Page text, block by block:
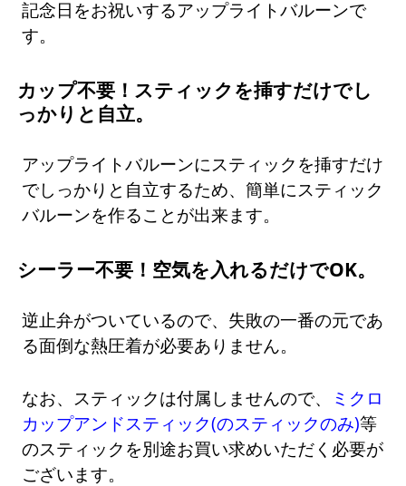
記念日をお祝いするアップライトバルーンで
す。
カップ不要！スティックを挿すだけでし
っかりと自立。
アップライトバルーンにスティックを挿すだけ
でしっかりと自立するため、簡単にスティック
バルーンを作ることが出来ます。
シーラー不要！空気を入れるだけでOK。
逆止弁がついているので、失敗の一番の元であ
る面倒な熱圧着が必要ありません。
なお、スティックは付属しませんので、
ミクロ
カップアンドスティック(のスティックのみ)等
のスティックを別途お買い求めいただく必要が
ございます。